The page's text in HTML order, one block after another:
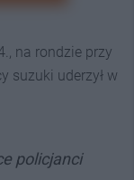
na rondzie przy
suzuki uderzył w
policjanci